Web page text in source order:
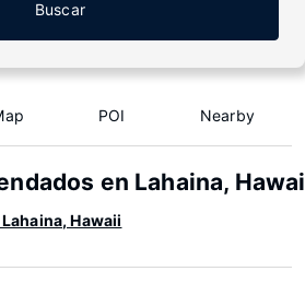
Buscar
POI Nearby
en Lahaina,
Hawaii